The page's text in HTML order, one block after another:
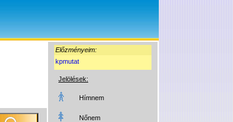
Előzményeim:
kpmutat
Jelölések:
Hímnem
Nőnem